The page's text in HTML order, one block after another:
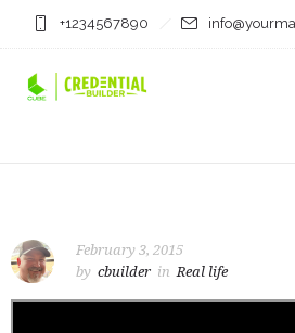
+1234567890
February 3, 2015
by cbuilder in Real life